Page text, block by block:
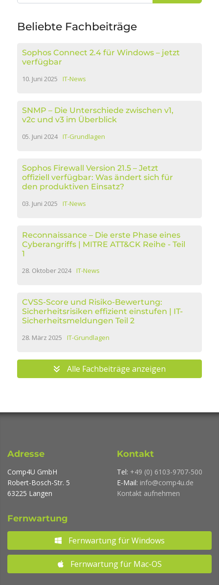
Beliebte Fachbeiträge
Sophos Connect 2.4 für Windows – jetzt
verfügbar
10. Juni 2025 IT-News
SNMP – Die Unterschiede zwischen v1,
v2c und v3 im Überblick
05. Juni 2024 IT-Grundlagen
Sophos Firewall Version 21.5 – Jetzt
offiziell verfügbar: Was ändert sich für
den produktiven Einsatz?
03. Juni 2025 IT-News
Reconnaissance – Die erste Phase eines
Cyberangriffs | MITRE ATT&CK Reihe - Teil
1
28. Oktober 2024 IT-News
CVSS-Score und Risiko-Bewertung:
Sicherheitsrisiken effizient einstufen | IT-
Sicherheitsmeldungen Teil 2
28. März 2025 IT-Grundlagen
Alle Fachbeiträge anzeigen
Adresse
Comp4U GmbH
Robert-Bosch-Str. 5
63225 Langen
Kontakt
Tel: +49 (0) 6103-9707-500
E-Mail: info@comp4u.de
Kontakt aufnehmen
Fernwartung
Fernwartung für Windows
Fernwartung für Mac-OS